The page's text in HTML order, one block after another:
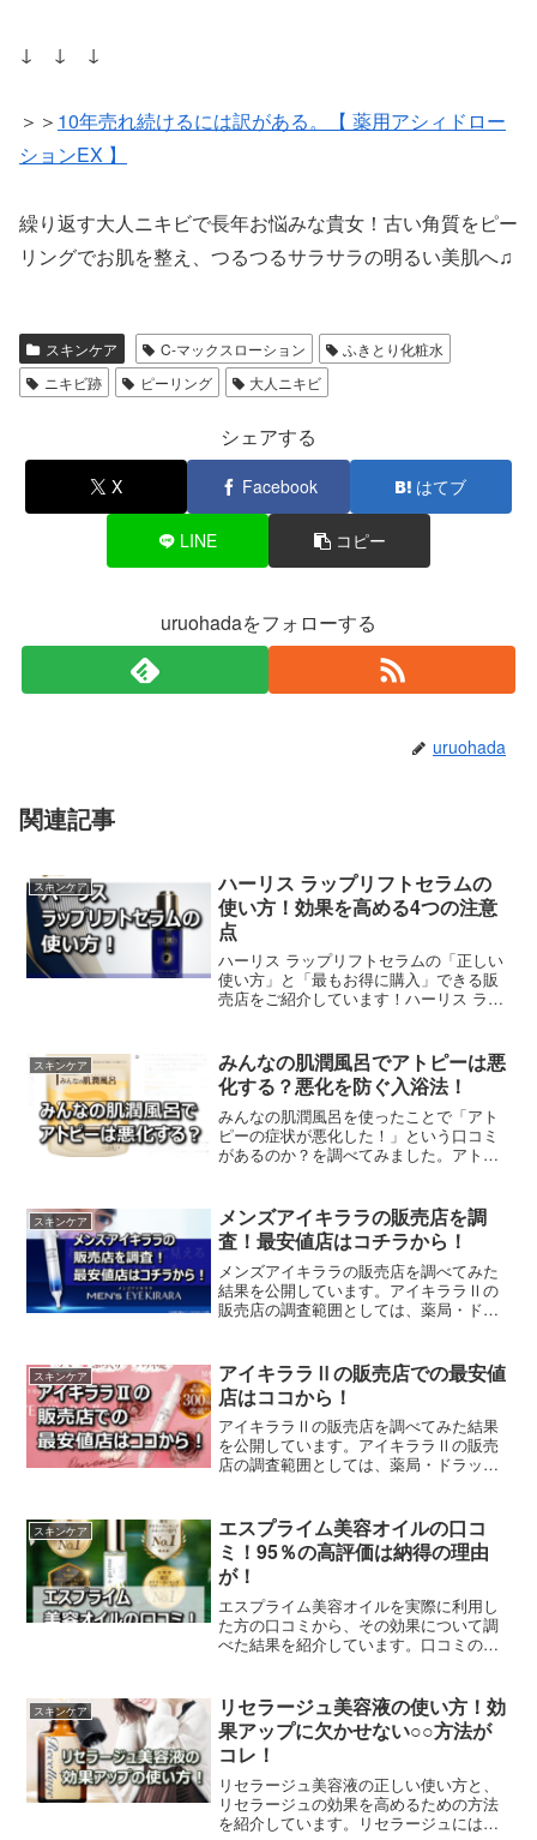
↓ ↓ ↓
＞＞ 10年売れ続けるには訳がある。【 薬用アシィドロー
ションEX 】
繰り返す大人ニキビで長年お悩みな貴女！古い角質をピー
リングでお肌を整え、つるつるサラサラの明るい美肌へ♫
スキンケア C-マックスローション
ふきとり化粧水
ニキビ跡
ピーリング 大人ニキビ
シェアする
X Facebook はてブ
LINE コピー
uruohadaをフォローする
uruohada
関連記事
スキンケア
ハーリス ラップリフトセラムの
使い方！効果を高める4つの注意
点
ハーリス ラップリフトセラムの「正しい
使い方」と「最もお得に購入」できる販
売店をご紹介しています！ハーリス ラッ
めることが期待できます。他にも、自身
にあった「使用頻度・使用量」を見つけ
ることが大切です。
スキンケア
みんなの肌潤風呂でアトピーは悪
化する？悪化を防ぐ入浴法！
みんなの肌潤風呂を使ったことで「アト
ピーの症状が悪化した！」という口コミ
があるのか？を調べてみました。アトピ
方の口コミから、そのコツを参考にして
アトピーの悩みから解放されることを願
っています。
スキンケア
メンズアイキララの販売店を調
査！最安値店はコチラから！
メンズアイキララの販売店を調べてみた
結果を公開しています。アイキララⅡの
販売店の調査範囲としては、薬局・ドラ
の中から最もお得に商品をゲットできる
販売店も紹介しています。
スキンケア
アイキララⅡの販売店での最安値
店はココから！
アイキララⅡの販売店を調べてみた結果
を公開しています。アイキララⅡの販売
店の調査範囲としては、薬局・ドラッグ
から最もお得に商品をゲットできる販売
店も紹介しています。
スキンケア
エスプライム美容オイルの口コ
ミ！95％の高評価は納得の理由
が！
エスプライム美容オイルを実際に利用し
た方の口コミから、その効果について調
べた結果を紹介しています。口コミの内
は、従来の美容オイルで感じるベタツキ
などがない満足度の高い口コミが続々と
投稿されています。
スキンケア
リセラージュ美容液の使い方！効
果アップに欠かせない○○方法が
コレ！
リセラージュ美容液の正しい使い方と、
リセラージュの効果を高めるための方法
を紹介しています。リセラージュには、